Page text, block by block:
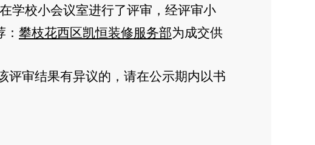
在学校小会议室进行了评审，经评审小
攀枝花西区凯恒装修服务部为成交供
评审结果有异议的，请在公示期内以书